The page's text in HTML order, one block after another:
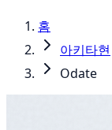
홈
아키타현
Odate